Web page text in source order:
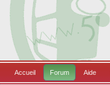
Accueil Forum Aide